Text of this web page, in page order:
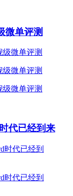
微单评测
代已经到来